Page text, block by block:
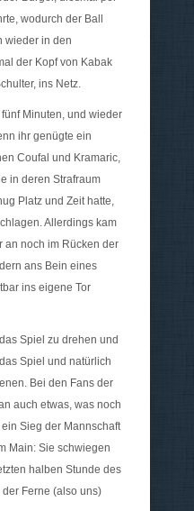
wodurch der Ball
wieder in den
der Kopf von Kabak
ins Netz.
Minuten, und wieder
ihr genügte ein
Coufal und Kramaric,
in deren Strafraum
Platz und Zeit hatte,
Allerdings kam
an noch im Rücken der
ans Bein eines
ins eigene Tor
Spiel zu drehen und
Spiel und natürlich
Bei den Fans der
auch etwas, was noch
Sieg der Mannschaft
Main: Sie schwiegen
halben Stunde des
Ferne (also uns)